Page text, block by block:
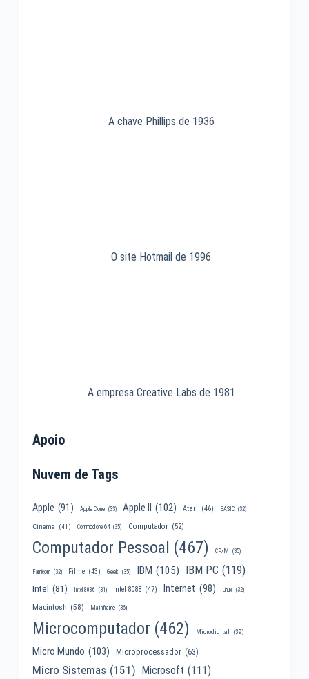
A chave Phillips de 1936
O site Hotmail de 1996
A empresa Creative Labs de 1981
Apoio
Nuvem de Tags
Apple (91) Apple Clone (33) Apple II (102) Atari (46) BASIC (32)
Cinema (41) Commodore 64 (35) Computador (52)
Computador Pessoal (467) CP/M (35)
Famicom (32) Filme (43) Geek (35) IBM (105) IBM PC (119)
Intel (81) Intel 8086 (31) Intel 8088 (47) Internet (98) Linux (32)
Macintosh (58) Mainframe (36)
Microcomputador (462) Microdigital (39)
Micro Mundo (103) Microprocessador (63)
Micro Sistemas (151) Microsoft (111)